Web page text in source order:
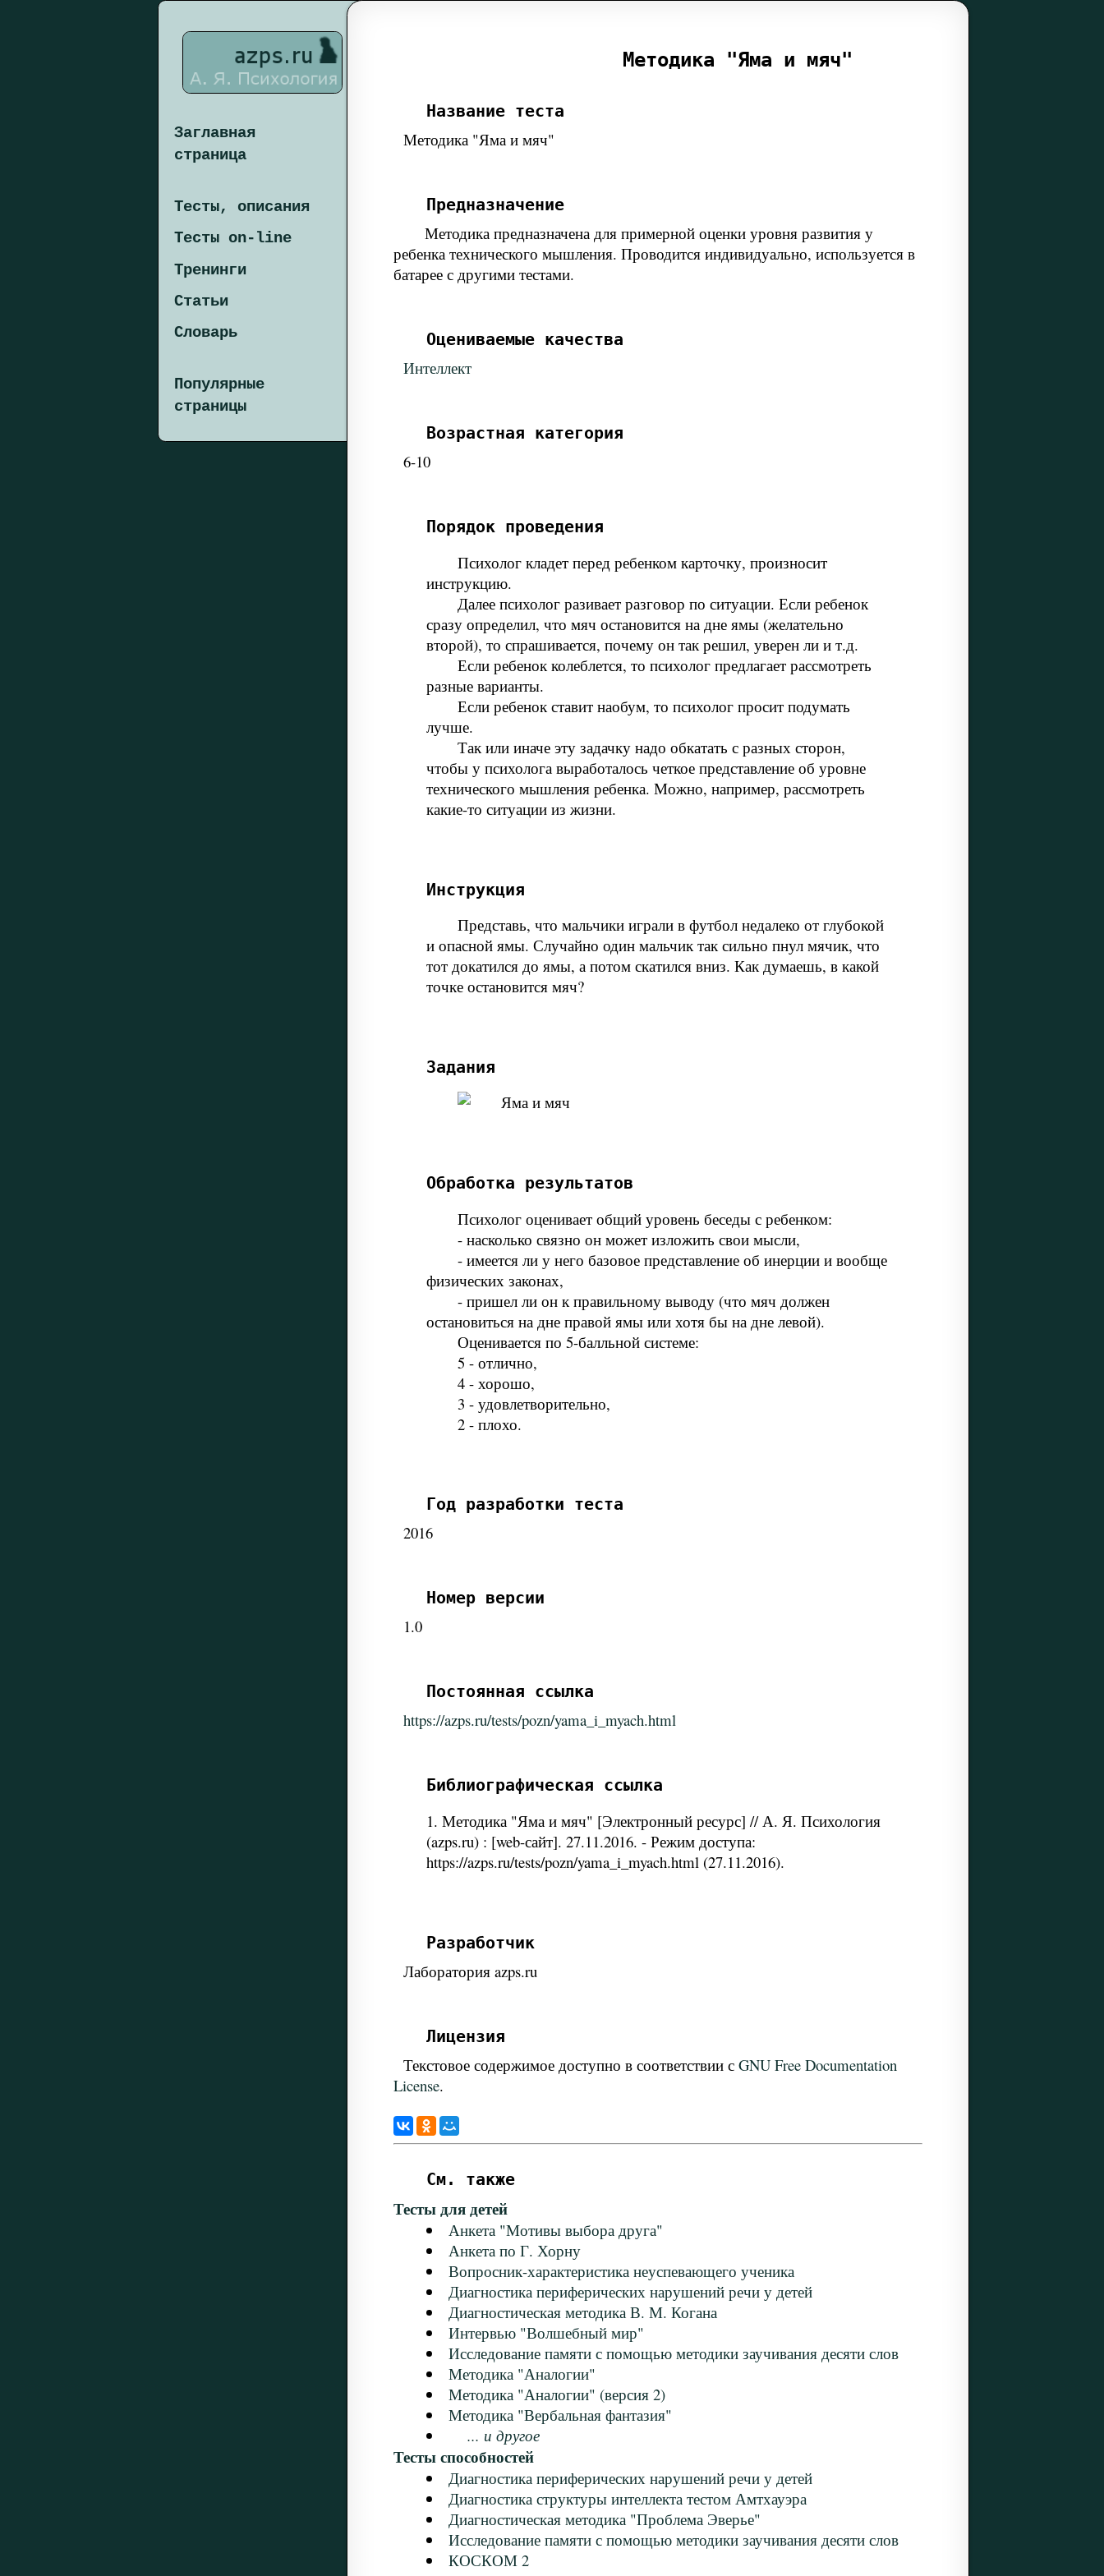
Методика "Яма и мяч"
Название теста
Методика "Яма и мяч"
Предназначение
Методика предназначена для примерной оценки уровня развития у
ребенка технического мышления. Проводится индивидуально, используется в
батарее с другими тестами.
Оцениваемые качества
Интеллект
Возрастная категория
6-10
Порядок проведения
Психолог кладет перед ребенком карточку, произносит
инструкцию.
Далее психолог разивает разговор по ситуации. Если ребенок
сразу определил, что мяч остановится на дне ямы (желательно
второй), то спрашивается, почему он так решил, уверен ли и т.д.
Если ребенок колеблется, то психолог предлагает рассмотреть
разные варианты.
Если ребенок ставит наобум, то психолог просит подумать
лучше.
Так или иначе эту задачку надо обкатать с разных сторон,
чтобы у психолога выработалось четкое представление об уровне
технического мышления ребенка. Можно, например, рассмотреть
какие-то ситуации из жизни.
Инструкция
Представь, что мальчики играли в футбол недалеко от глубокой
и опасной ямы. Случайно один мальчик так сильно пнул мячик, что
тот докатился до ямы, а потом скатился вниз. Как думаешь, в какой
точке остановится мяч?
Задания
Обработка результатов
Психолог оценивает общий уровень беседы с ребенком:
- насколько связно он может изложить свои мысли,
- имеется ли у него базовое представление об инерции и вообще
физических законах,
- пришел ли он к правильному выводу (что мяч должен
остановиться на дне правой ямы или хотя бы на дне левой).
Оценивается по 5-балльной системе:
5 - отлично,
4 - хорошо,
3 - удовлетворительно,
2 - плохо.
Год разработки теста
2016
Номер версии
1.0
Постоянная ссылка
https://azps.ru/tests/pozn/yama_i_myach.html
Библиографическая ссылка
1. Методика "Яма и мяч" [Электронный ресурс] // А. Я. Психология
(azps.ru) : [web-сайт]. 27.11.2016. - Режим доступа:
https://azps.ru/tests/pozn/yama_i_myach.html (27.11.2016).
Разработчик
Лаборатория azps.ru
Лицензия
Текстовое содержимое доступно в соответствии сGNU Free Documentation
License.
См. также
Тесты для детей
Анкета "Мотивы выбора друга"
Анкета по Г. Хорну
Вопросник-характеристика неуспевающего ученика
Диагностика периферических нарушений речи у детей
Диагностическая методика В. М. Когана
Интервью "Волшебный мир"
Исследование памяти с помощью методики заучивания десяти слов
Методика "Аналогии"
Методика "Аналогии" (версия 2)
Методика "Вербальная фантазия"
... и другое
Тесты способностей
Диагностика периферических нарушений речи у детей
Диагностика структуры интеллекта тестом Амтхауэра
Диагностическая методика "Проблема Эверье"
Исследование памяти с помощью методики заучивания десяти слов
КОСКОМ 2
Заглавная
страница
Тесты, описания
Тесты on-line
Тренинги
Статьи
Словарь
Популярные
страницы